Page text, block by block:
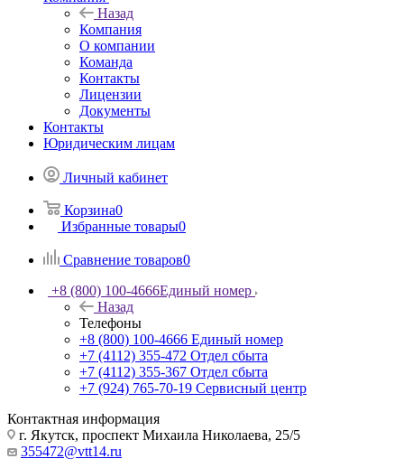
Назад
Компания
О компании
Команда
Контакты
Лицензии
Документы
Контакты
Юридическим лицам
Личный кабинет
Корзина0
Избранные товары0
Сравнение товаров0
+8 (800) 100-4666Единый номер
Назад
Телефоны
+8 (800) 100-4666 Единый номер
+7 (4112) 355-472 Отдел сбыта
+7 (4112) 355-367 Отдел сбыта
+7 (924) 765-70-19 Сервисный центр
Контактная информация
г. Якутск, проспект Михаила Николаева, 25/5
355472@vtt14.ru